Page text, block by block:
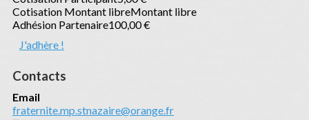
Cotisation Montant libreMontant libre
Adhésion Partenaire100,00 €
J'adhère !
Contacts
Email
fraternite.mp.stnazaire@orange.fr